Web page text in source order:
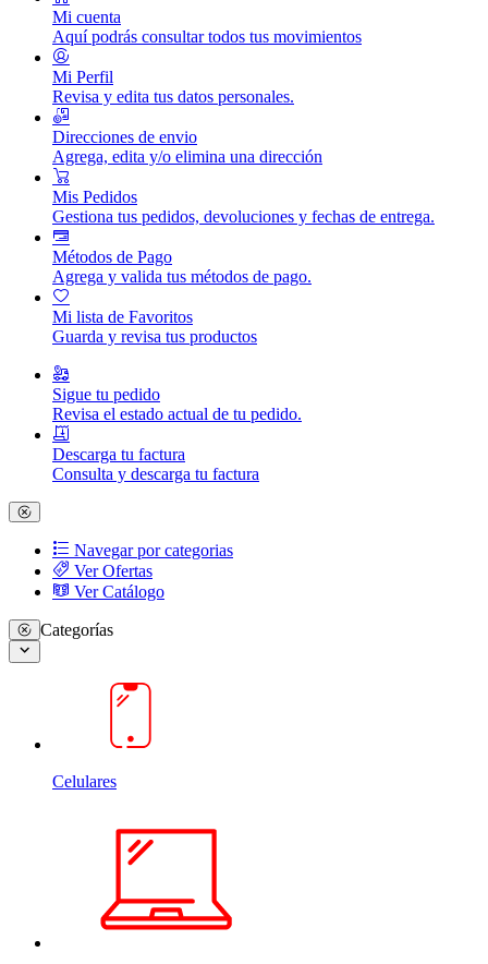
Mi cuenta
Aquí podrás consultar todos tus movimientos
Mi Perfil
Revisa y edita tus datos personales.
Direcciones de envio
Agrega, edita y/o elimina una dirección
Mis Pedidos
Gestiona tus pedidos, devoluciones y fechas de entrega.
Métodos de Pago
Agrega y valida tus métodos de pago.
Mi lista de Favoritos
Guarda y revisa tus productos
Sigue tu pedido
Revisa el estado actual de tu pedido.
Descarga tu factura
Consulta y descarga tu factura
Navegar por categorias
Ver Ofertas
Ver Catálogo
Categorías
Celulares